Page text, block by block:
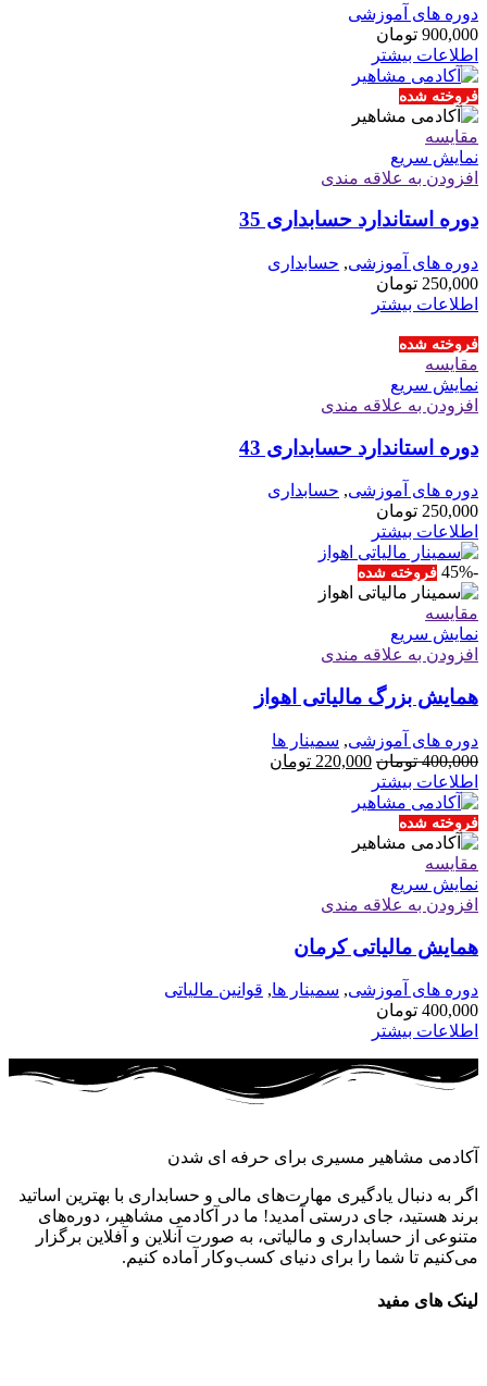
دوره های آموزشی
900,000 تومان
اطلاعات بیشتر
فروخته شده
مقايسه
نمایش سریع
افزودن به علاقه مندی
دوره استاندارد حسابداری 35
دوره های آموزشی, حسابداری
250,000 تومان
اطلاعات بیشتر
فروخته شده
مقايسه
نمایش سریع
افزودن به علاقه مندی
دوره استاندارد حسابداری 43
دوره های آموزشی, حسابداری
250,000 تومان
اطلاعات بیشتر
-45% فروخته شده
مقايسه
نمایش سریع
افزودن به علاقه مندی
همایش بزرگ مالیاتی اهواز
دوره های آموزشی, سمینار ها
400,000 تومان قیمت
220,000 تومان
اطلاعات بیشتر
فروخته شده
مقايسه
نمایش سریع
افزودن به علاقه مندی
همایش مالیاتی کرمان
دوره های آموزشی, سمینار ها, قوانین مالیاتی
400,000 تومان
اطلاعات بیشتر
آکادمی مشاهیر مسیری برای حرفه ای شدن
اگر به دنبال یادگیری مهارت‌های مالی و حسابداری با بهترین اساتید
برند هستید، جای درستی آمدید! ما در آکادمی مشاهیر، دوره‌های
متنوعی از حسابداری و مالیاتی، به صورت آنلاین و آفلاین برگزار
می‌کنیم تا شما را برای دنیای کسب‌وکار آماده کنیم.
لینک های مفید